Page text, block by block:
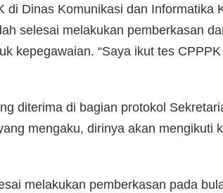
di Dinas Komunikasi dan Informatika
selesai melakukan pemberkasan
kepegawaian. “Saya ikut tes
diterima di bagian protokol
mengaku, dirinya akan mengikuti
melakukan pemberkasan pada